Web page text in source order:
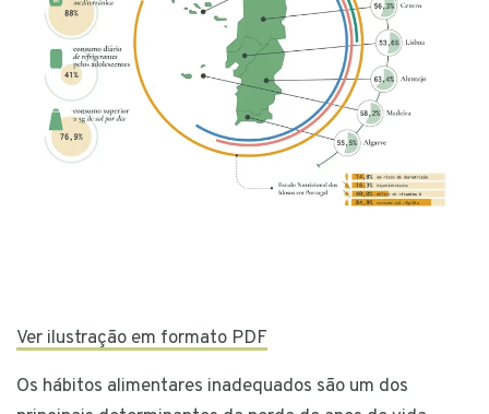
Ver ilustração em formato PDF
Os hábitos alimentares inadequados são um dos